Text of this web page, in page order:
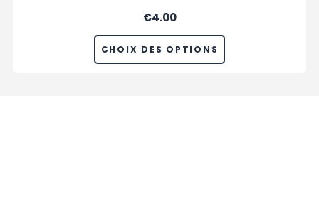
€4.00
CHOIX DES OPTIONS